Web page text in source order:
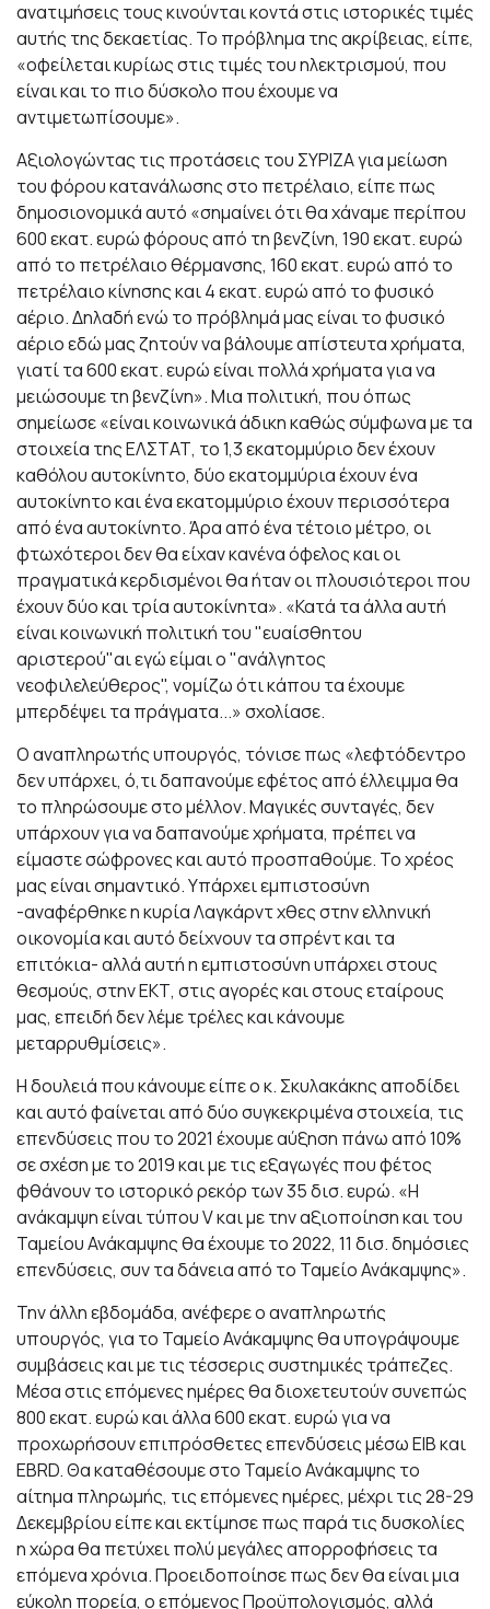
ανατιμήσεις τους κινούνται κοντά στις ιστορικές τιμές
αυτής της δεκαετίας. Το πρόβλημα της ακρίβειας, είπε,
«οφείλεται κυρίως στις τιμές του ηλεκτρισμού, που
είναι και το πιο δύσκολο που έχουμε να
αντιμετωπίσουμε».
Αξιολογώντας τις προτάσεις του ΣΥΡΙΖΑ για μείωση
του φόρου κατανάλωσης στο πετρέλαιο, είπε πως
δημοσιονομικά αυτό «σημαίνει ότι θα χάναμε περίπου
600 εκατ. ευρώ φόρους από τη βενζίνη, 190 εκατ. ευρώ
από το πετρέλαιο θέρμανσης, 160 εκατ. ευρώ από το
πετρέλαιο κίνησης και 4 εκατ. ευρώ από το φυσικό
αέριο. Δηλαδή ενώ το πρόβλημά μας είναι το φυσικό
αέριο εδώ μας ζητούν να βάλουμε απίστευτα χρήματα,
γιατί τα 600 εκατ. ευρώ είναι πολλά χρήματα για να
μειώσουμε τη βενζίνη». Μια πολιτική, που όπως
σημείωσε «είναι κοινωνικά άδικη καθώς σύμφωνα με τα
στοιχεία της ΕΛΣΤΑΤ, το 1,3 εκατομμύριο δεν έχουν
καθόλου αυτοκίνητο, δύο εκατομμύρια έχουν ένα
αυτοκίνητο και ένα εκατομμύριο έχουν περισσότερα
από ένα αυτοκίνητο. Άρα από ένα τέτοιο μέτρο, οι
φτωχότεροι δεν θα είχαν κανένα όφελος και οι
πραγματικά κερδισμένοι θα ήταν οι πλουσιότεροι που
έχουν δύο και τρία αυτοκίνητα». «Κατά τα άλλα αυτή
είναι κοινωνική πολιτική του "ευαίσθητου
αριστερού"αι εγώ είμαι ο "ανάλγητος
νεοφιλελεύθερος", νομίζω ότι κάπου τα έχουμε
μπερδέψει τα πράγματα...» σχολίασε.
Ο αναπληρωτής υπουργός, τόνισε πως «λεφτόδεντρο
δεν υπάρχει, ό,τι δαπανούμε εφέτος από έλλειμμα θα
το πληρώσουμε στο μέλλον. Μαγικές συνταγές, δεν
υπάρχουν για να δαπανούμε χρήματα, πρέπει να
είμαστε σώφρονες και αυτό προσπαθούμε. Το χρέος
μας είναι σημαντικό. Υπάρχει εμπιστοσύνη
-αναφέρθηκε η κυρία Λαγκάρντ χθες στην ελληνική
οικονομία και αυτό δείχνουν τα σπρέντ και τα
επιτόκια- αλλά αυτή η εμπιστοσύνη υπάρχει στους
θεσμούς, στην ΕΚΤ, στις αγορές και στους εταίρους
μας, επειδή δεν λέμε τρέλες και κάνουμε
μεταρρυθμίσεις».
Η δουλειά που κάνουμε είπε ο κ. Σκυλακάκης αποδίδει
και αυτό φαίνεται από δύο συγκεκριμένα στοιχεία, τις
επενδύσεις που το 2021 έχουμε αύξηση πάνω από 10%
σε σχέση με το 2019 και με τις εξαγωγές που φέτος
φθάνουν το ιστορικό ρεκόρ των 35 δισ. ευρώ. «Η
ανάκαμψη είναι τύπου V και με την αξιοποίηση και του
Ταμείου Ανάκαμψης θα έχουμε το 2022, 11 δισ. δημόσιες
επενδύσεις, συν τα δάνεια από το Ταμείο Ανάκαμψης».
Την άλλη εβδομάδα, ανέφερε ο αναπληρωτής
υπουργός, για το Ταμείο Ανάκαμψης θα υπογράψουμε
συμβάσεις και με τις τέσσερις συστημικές τράπεζες.
Μέσα στις επόμενες ημέρες θα διοχετευτούν συνεπώς
800 εκατ. ευρώ και άλλα 600 εκατ. ευρώ για να
προχωρήσουν επιπρόσθετες επενδύσεις μέσω ΕΙΒ και
EBRD. Θα καταθέσουμε στο Ταμείο Ανάκαμψης το
αίτημα πληρωμής, τις επόμενες ημέρες, μέχρι τις 28-29
Δεκεμβρίου είπε και εκτίμησε πως παρά τις δυσκολίες
η χώρα θα πετύχει πολύ μεγάλες απορροφήσεις τα
επόμενα χρόνια. Προειδοποίησε πως δεν θα είναι μια
εύκολη πορεία, ο επόμενος Προϋπολογισμός, αλλά